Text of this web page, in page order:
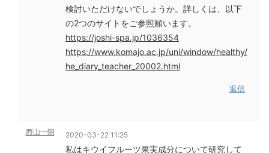
検討いただけないでしょうか。詳しくは、以下
の2つのサイトをご参照願います。
https://joshi-spa.jp/1036354
https://www.komajo.ac.jp/uni/window/healthy/
he_diary_teacher_20002.html
返信
西山一朗 2020-03-22 11:25
私はキウイフルーツ果実成分について研究して